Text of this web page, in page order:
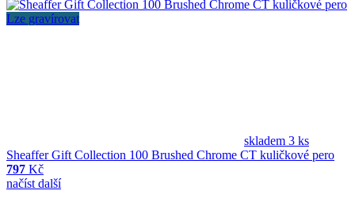
Lze gravírovat
skladem 3 ks
Sheaffer Gift Collection 100 Brushed Chrome CT kuličkové pero
797 Kč
načíst další